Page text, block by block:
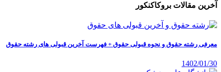
آخرین مقالات بروکاکنکور
معرفی رشته حقوق و نحوه قبولی حقوق + فهرست آخرین قبولی های رشته حقوق
1402/01/30